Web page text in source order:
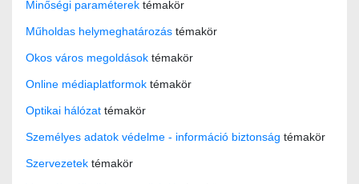
Minőségi paraméterek témakör
Műholdas helymeghatározás témakör
Okos város megoldások témakör
Online médiaplatformok témakör
Optikai hálózat témakör
Személyes adatok védelme - információ biztonság témakör
Szervezetek témakör